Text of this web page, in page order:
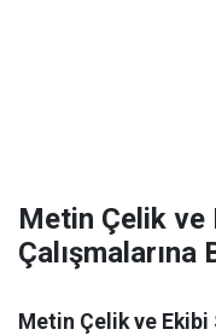
Metin Çelik ve
Çalışmalarına
Metin Çelik ve Ekibi